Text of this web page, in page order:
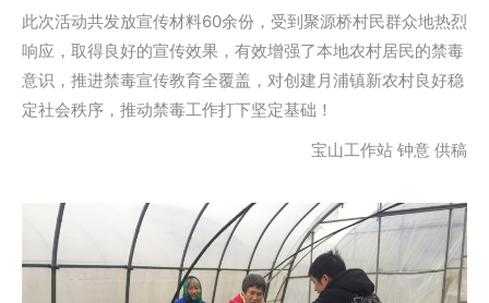
此次活动共发放宣传材料60余份，受到聚源桥村民群众地热烈
响应，取得良好的宣传效果，有效增强了本地农村居民的禁毒
意识，推进禁毒宣传教育全覆盖，对创建月浦镇新农村良好稳
定社会秩序，推动禁毒工作打下坚定基础！
宝山工作站 钟意 供稿